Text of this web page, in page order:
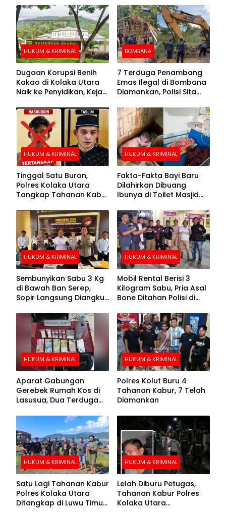
HUKUM & KRIMINAL
Dugaan Korupsi Benih
Kakao di Kolaka Utara
Naik ke Penyidikan, Kejari
BOMBANA
7 Terduga Penambang
Emas Ilegal di Bombana
Diamankan, Polisi Sita
Crusher
HUKUM & KRIMINAL
Tinggal Satu Buron,
Polres Kolaka Utara
Tangkap Tahanan Kabur
Pengejaran
HUKUM & KRIMINAL
Fakta-Fakta Bayi Baru
Dilahirkan Dibuang
Ibunya di Toilet Masjid
HUKUM & KRIMINAL
Sembunyikan Sabu 3 Kg
di Bawah Ban Serep,
Sopir Langsung Diangkut
HUKUM & KRIMINAL
Mobil Rental Berisi 3
Kilogram Sabu, Pria Asal
Bone Ditahan Polisi di
HUKUM & KRIMINAL
Aparat Gabungan
Gerebek Rumah Kos di
Lasusua, Dua Terduga
HUKUM & KRIMINAL
Polres Kolut Buru 4
Tahanan Kabur, 7 Telah
Diamankan
HUKUM & KRIMINAL
Satu Lagi Tahanan Kabur
Polres Kolaka Utara
Ditangkap di Luwu Timur,
HUKUM & KRIMINAL
Lelah Diburu Petugas,
Tahanan Kabur Polres
Kolaka Utara